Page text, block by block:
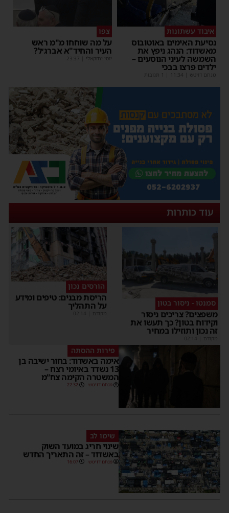
איבוד עשתונות
נסיעת האימים באוטובוס
מאשדוד: הנהג ניפץ את
השמשה לעיני הנוסעים –
ילדים פרצו בבכי
מנחם דויטש 11:34
צפו
על מה שוחחו מ"מ ראש
העיר והחיד"א אברג׳ל?
יוסי יחזקאלי 23:37
עוד כותרות
סמנטו - ניסור בטון
משפצים? צריכים ניסור
וקידוח בטון? כך תעשו את
זה נכון ותוזילו במחיר
מקודם
הורסים נכון
הריסת מבנים: טיפים ומידע
על התהליך
מקודם
פירות ההסתה
אימה באשדוד: בחור ישיבה בן
13 נשדד באיומי רצח –
המשטרה הקימה צח”מ
מנחם דויטש 22:32
שימו לב
שינוי חריג במועד השוק
באשדוד – זה התאריך החדש
מנחם דויטש 16:07